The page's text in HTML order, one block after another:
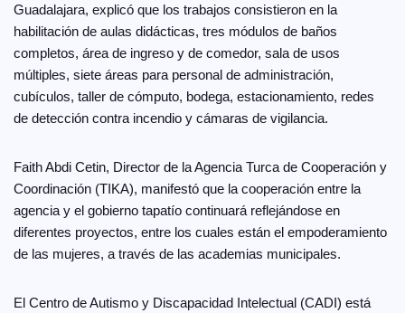
Guadalajara, explicó que los trabajos consistieron en la
habilitación de aulas didácticas, tres módulos de baños
completos, área de ingreso y de comedor, sala de usos
múltiples, siete áreas para personal de administración,
cubículos, taller de cómputo, bodega, estacionamiento, redes
de detección contra incendio y cámaras de vigilancia.
Faith Abdi Cetin, Director de la Agencia Turca de Cooperación y
Coordinación (TIKA), manifestó que la cooperación entre la
agencia y el gobierno tapatío continuará reflejándose en
diferentes proyectos, entre los cuales están el empoderamiento
de las mujeres, a través de las academias municipales.
El Centro de Autismo y Discapacidad Intelectual (CADI) está